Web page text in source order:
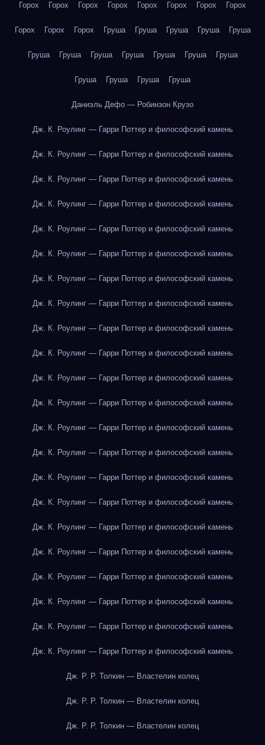
Горох Горох Горох Горох Горох Горох Горох Горох
Горох Горох Горох Груша Груша Груша Груша Груша
Груша Груша Груша Груша Груша Груша Груша
Груша Груша Груша Груша
Даниэль Дефо — Робинзон Крузо
Дж. К. Роулинг — Гарри Поттер и философский камень
Дж. К. Роулинг — Гарри Поттер и философский камень
Дж. К. Роулинг — Гарри Поттер и философский камень
Дж. К. Роулинг — Гарри Поттер и философский камень
Дж. К. Роулинг — Гарри Поттер и философский камень
Дж. К. Роулинг — Гарри Поттер и философский камень
Дж. К. Роулинг — Гарри Поттер и философский камень
Дж. К. Роулинг — Гарри Поттер и философский камень
Дж. К. Роулинг — Гарри Поттер и философский камень
Дж. К. Роулинг — Гарри Поттер и философский камень
Дж. К. Роулинг — Гарри Поттер и философский камень
Дж. К. Роулинг — Гарри Поттер и философский камень
Дж. К. Роулинг — Гарри Поттер и философский камень
Дж. К. Роулинг — Гарри Поттер и философский камень
Дж. К. Роулинг — Гарри Поттер и философский камень
Дж. К. Роулинг — Гарри Поттер и философский камень
Дж. К. Роулинг — Гарри Поттер и философский камень
Дж. К. Роулинг — Гарри Поттер и философский камень
Дж. К. Роулинг — Гарри Поттер и философский камень
Дж. К. Роулинг — Гарри Поттер и философский камень
Дж. К. Роулинг — Гарри Поттер и философский камень
Дж. К. Роулинг — Гарри Поттер и философский камень
Дж. Р. Р. Толкин — Властелин колец
Дж. Р. Р. Толкин — Властелин колец
Дж. Р. Р. Толкин — Властелин колец